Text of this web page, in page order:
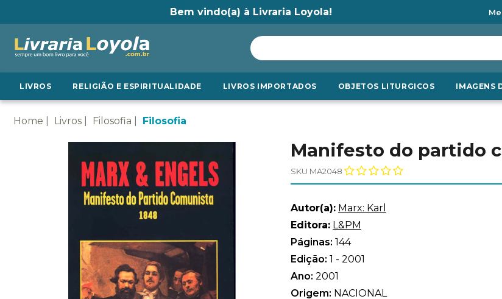
Bem vindo(a) à Livraria Loyola!
LIVROS RELIGIÃO E ESPIRITUALIDADE LIVROS IMPORTADOS OBJETOS LITURGICOS IMAGENS
Home Livros Filosofia Filosofia
Manifesto do partido
SKU MA2048
Autor(a): Marx: Karl
Editora: L&PM
Páginas: 144
Edição: 1 - 2001
Ano: 2001
Origem: NACIONAL